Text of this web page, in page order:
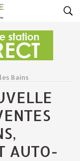
Bains
AUTO-